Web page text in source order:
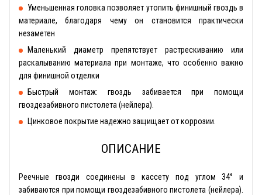
Уменьшенная головка позволяет утопить финишный гвоздь в
материале, благодаря чему он становится практически
незаметен
Маленький диаметр препятствует растрескиванию или
раскалыванию материала при монтаже, что особенно важно
для финишной отделки
Быстрый монтаж: гвоздь забивается при помощи
гвоздезабивного пистолета (нейлера).
Цинковое покрытие надежно защищает от коррозии.
ОПИСАНИЕ
Реечные гвозди соединены в кассету под углом 34° и
забиваются при помощи гвоздезабивного пистолета (нейлера).